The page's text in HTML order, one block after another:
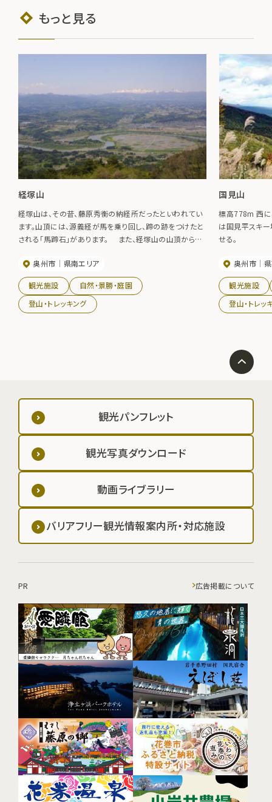
もっと見る
経塚山
経塚山は、その昔、藤原秀衡の納経所だったといわれてい
ます。山頂には、源義経が馬を乗り回し、蹄の跡をつけたと
される「馬蹄石」があります。 また、経塚山の山頂から見
ら広がる胆沢扇状地。そこに点在する静居集落と田園。山
すそには蛇行する北上川がゆったりと流れるさまは、私た
ちにみちのくの季節の移り変わりを静かに伝えてくれます。
5月下旬にはつつじが咲き乱れ、夏には近くの月山キャンプ
場からのハイキングも楽しめます。
奥州市 県南エリア
観光施設
自然・景勝・庭園
登山・トレッキング
国見山
標高778m 西に
は国見平スキ
せる。
奥州市
観光施設
登山・トレッ
観光パンフレット
観光写真ダウンロード
動画ライブラリー
バリアフリー観光情報案内所・対応施設
PR 広告掲載について